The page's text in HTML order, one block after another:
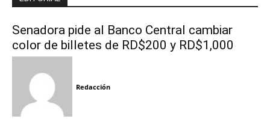
Senadora pide al Banco Central cambiar
color de billetes de RD$200 y RD$1,000
Redacción